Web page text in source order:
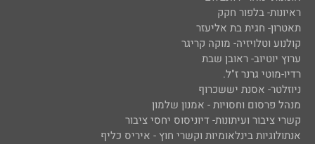
ראיונות- בלפור חקק
תאטרון- חגית בת אליעזר
קולנוע וטלויזיה- מוקה קריגר
ערוץ יוטיוב- ראובן שבת
רדיו-מוטי גרנר ז"ל.
ניוזלטר- אסנת יששכרוף
מנהל פרסום וחסויות - אמנון שלמון
קשרי ציבור ועיתונות- דיוניסוס יחסי ציבור
אנתולוגיות בינלאומיות וקשרי חוץ - איריס כליף